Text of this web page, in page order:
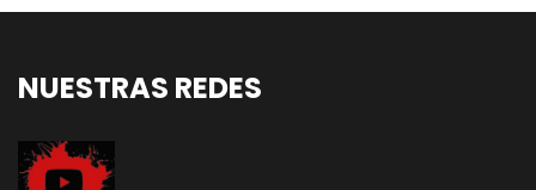
NUESTRAS REDES